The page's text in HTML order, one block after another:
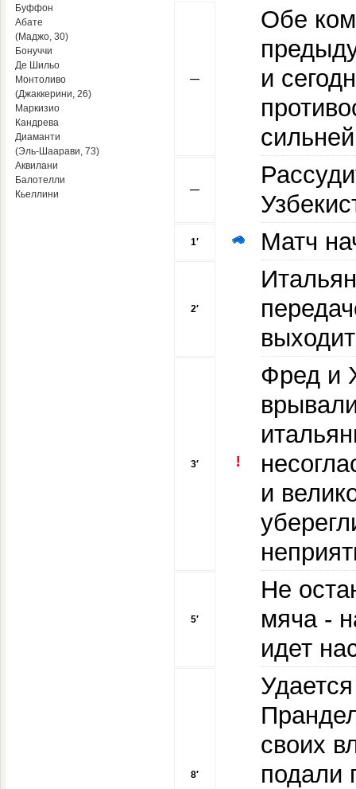
Буффон
Абате
(Маджо, 30)
Бонуччи
Де Шильо
Монтоливо
(Джаккерини, 26)
Маркизио
Кандрева
Диаманти
(Эль-Шаарави, 73)
Аквилани
Балотелли
Кьеллини
—
Обе
и
—
1′ Матч
2′
3′
Фред и
и
5′
Не
мяча -
идет
8′
своих
подали